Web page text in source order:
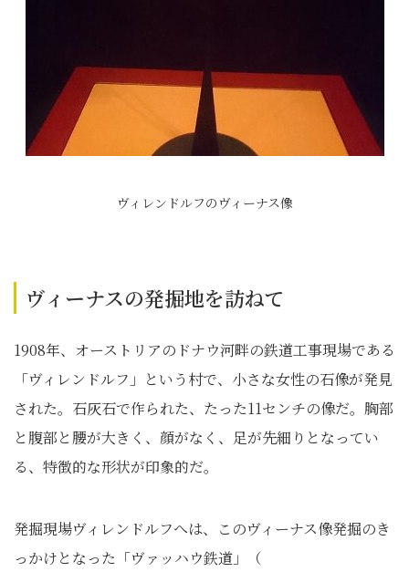
ヴィレンドルフのヴィーナス像
ヴィーナスの発掘地を訪ねて
1908年、オーストリアのドナウ河畔の鉄道工事現場である
「ヴィレンドルフ」という村で、小さな女性の石像が発見
された。石灰石で作られた、たった11センチの像だ。胸部
と腹部と腰が大きく、顔がなく、足が先細りとなってい
る、特徴的な形状が印象的だ。
発掘現場ヴィレンドルフへは、このヴィーナス像発掘のき
っかけとなった「ヴァッハウ鉄道」（